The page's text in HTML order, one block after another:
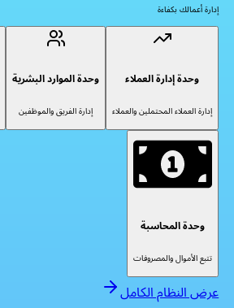
إدارة أعمالك بكفاءة
وحدة إدارة العملاء
إدارة العملاء المحتملين والعملاء
وحدة الموارد البشرية
إدارة الفريق والموظفين
وحدة المحاسبة
تتبع الأموال والمصروفات
عرض النظام الكامل